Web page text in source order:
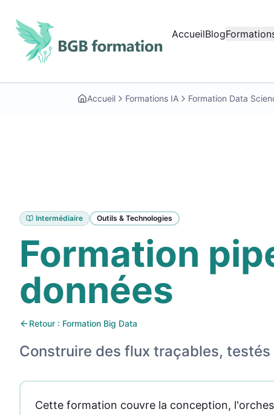
AccueilBlog
Accueil Formations IA Formation Data
Intermédiaire Outils & Technologies
Formation
données
Retour : Formation Big Data
Construire des flux traçables,
Cette formation couvre la conception,